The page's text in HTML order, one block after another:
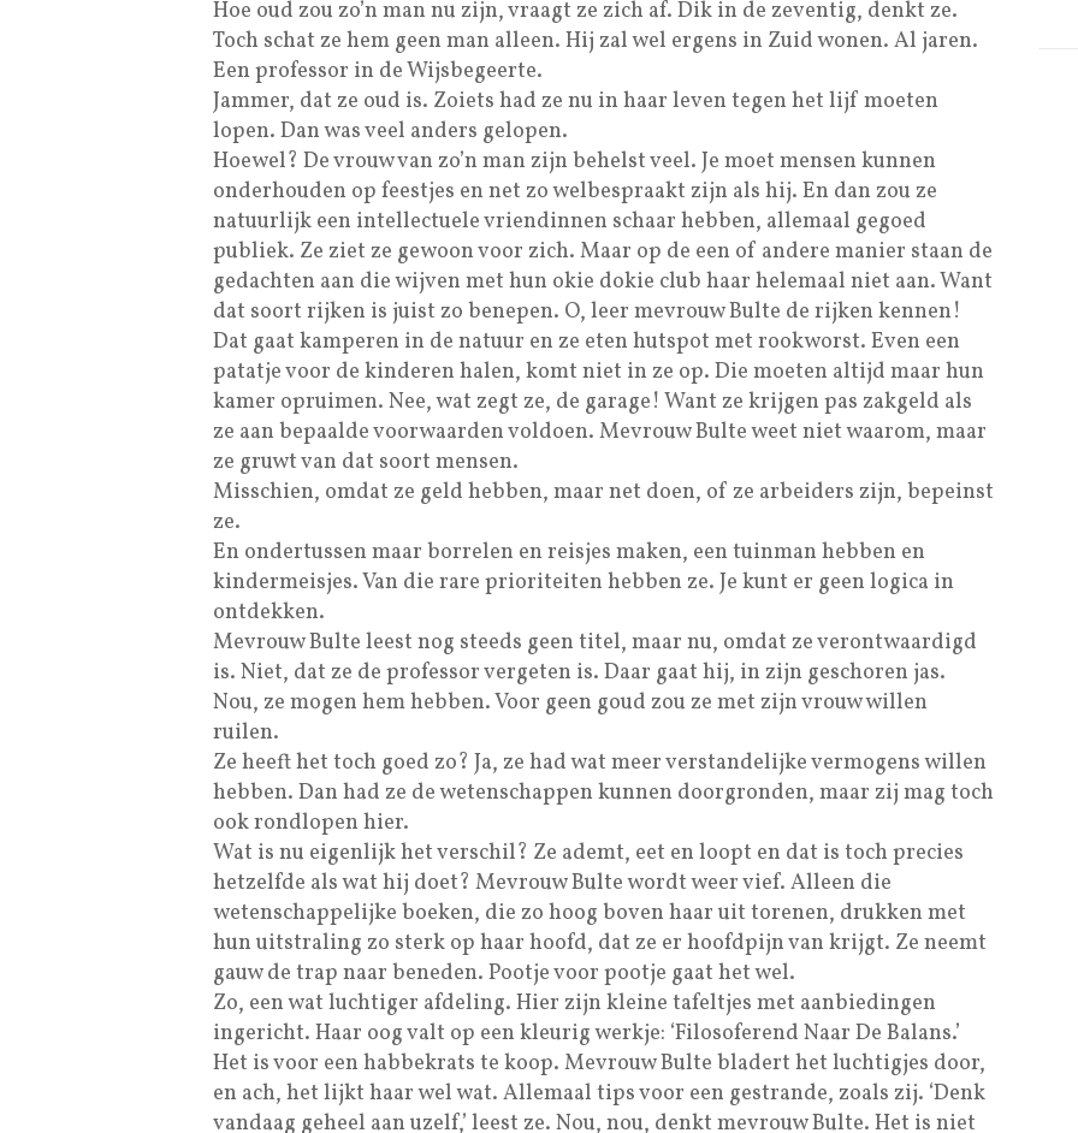
Hoe oud zou zo’n man nu zijn, vraagt ze zich af. Dik in de zeventig, denkt ze.
Toch schat ze hem geen man alleen. Hij zal wel ergens in Zuid wonen. Al jaren.
Een professor in de Wijsbegeerte.
Jammer, dat ze oud is. Zoiets had ze nu in haar leven tegen het lijf moeten
lopen. Dan was veel anders gelopen.
Hoewel? De vrouw van zo’n man zijn behelst veel. Je moet mensen kunnen
onderhouden op feestjes en net zo welbespraakt zijn als hij. En dan zou ze
natuurlijk een intellectuele vriendinnen schaar hebben, allemaal gegoed
publiek. Ze ziet ze gewoon voor zich. Maar op de een of andere manier staan de
gedachten aan die wijven met hun okie dokie club haar helemaal niet aan. Want
dat soort rijken is juist zo benepen. O, leer mevrouw Bulte de rijken kennen!
Dat gaat kamperen in de natuur en ze eten hutspot met rookworst. Even een
patatje voor de kinderen halen, komt niet in ze op. Die moeten altijd maar hun
kamer opruimen. Nee, wat zegt ze, de garage! Want ze krijgen pas zakgeld als
ze aan bepaalde voorwaarden voldoen. Mevrouw Bulte weet niet waarom, maar
ze gruwt van dat soort mensen.
Misschien, omdat ze geld hebben, maar net doen, of ze arbeiders zijn, bepeinst
ze.
En ondertussen maar borrelen en reisjes maken, een tuinman hebben en
kindermeisjes. Van die rare prioriteiten hebben ze. Je kunt er geen logica in
ontdekken.
Mevrouw Bulte leest nog steeds geen titel, maar nu, omdat ze verontwaardigd
is. Niet, dat ze de professor vergeten is. Daar gaat hij, in zijn geschoren jas.
Nou, ze mogen hem hebben. Voor geen goud zou ze met zijn vrouw willen
ruilen.
Ze heeft het toch goed zo? Ja, ze had wat meer verstandelijke vermogens willen
hebben. Dan had ze de wetenschappen kunnen doorgronden, maar zij mag toch
ook rondlopen hier.
Wat is nu eigenlijk het verschil? Ze ademt, eet en loopt en dat is toch precies
hetzelfde als wat hij doet? Mevrouw Bulte wordt weer vief. Alleen die
wetenschappelijke boeken, die zo hoog boven haar uit torenen, drukken met
hun uitstraling zo sterk op haar hoofd, dat ze er hoofdpijn van krijgt. Ze neemt
gauw de trap naar beneden. Pootje voor pootje gaat het wel.
Zo, een wat luchtiger afdeling. Hier zijn kleine tafeltjes met aanbiedingen
ingericht. Haar oog valt op een kleurig werkje: ‘Filosoferend Naar De Balans.’
Het is voor een habbekrats te koop. Mevrouw Bulte bladert het luchtigjes door,
en ach, het lijkt haar wel wat. Allemaal tips voor een gestrande, zoals zij. ‘Denk
vandaag geheel aan uzelf,’ leest ze. Nou, nou, denkt mevrouw Bulte. Het is niet